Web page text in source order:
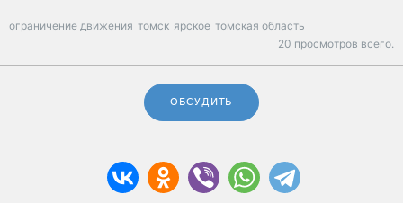
ограничение движения томск ярское томская область
20 просмотров всего.
ОБСУДИТЬ